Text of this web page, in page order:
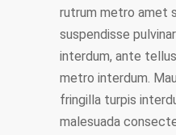
rutrum metro amet
suspendisse
interdum, ante
metro interdum.
fringilla turpis
malesuada